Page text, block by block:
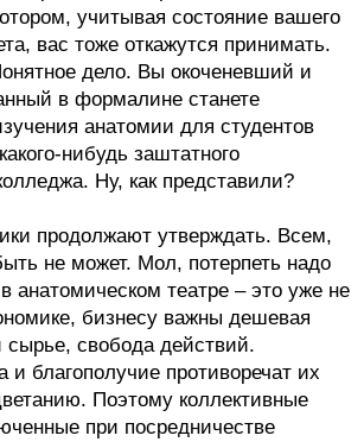
учитывая состояние вашего
вас тоже откажутся принимать.
дело. Вы окоченевший и
в формалине станете
анатомии для студентов
нибудь заштатного
Ну, как представили?
продолжают утверждать. Всем,
не может. Мол, потерпеть надо
анатомическом театре – это уже не
бизнесу важны дешевая
сырье, свобода действий.
благополучие противоречат их
Поэтому коллективные
при посредничестве